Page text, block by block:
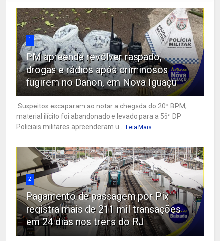
1
PM apreende revólver raspado,
drogas e rádios após criminosos
fugirem no Danon, em Nova Iguaçu
Suspeitos escaparam ao notar a chegada do 20º BPM;
material ilícito foi abandonado e levado para a 56ª DP
Policiais militares apreenderam u... Leia Mais
2
Pagamento de passagem por Pix
registra mais de 211 mil transações
em 24 dias nos trens do RJ